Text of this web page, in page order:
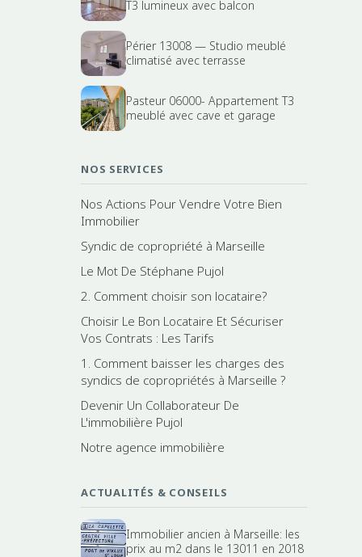
T3 lumineux avec balcon
Périer 13008 — Studio meublé
climatisé avec terrasse
Pasteur 06000- Appartement T3
meublé avec cave et garage
NOS SERVICES
Nos Actions Pour Vendre Votre Bien
Immobilier
Syndic de copropriété à Marseille
Le Mot De Stéphane Pujol
2. Comment choisir son locataire?
Choisir Le Bon Locataire Et Sécuriser
Vos Contrats : Les Tarifs
1. Comment baisser les charges des
syndics de copropriétés à Marseille ?
Devenir Un Collaborateur De
L'immobilière Pujol
Notre agence immobilière
ACTUALITÉS & CONSEILS
Immobilier ancien à Marseille: les
prix au m2 dans le 13011 en 2018